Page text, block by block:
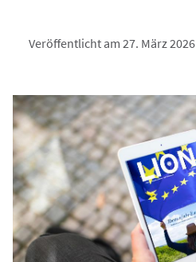
Veröffentlicht am 27. März 2026